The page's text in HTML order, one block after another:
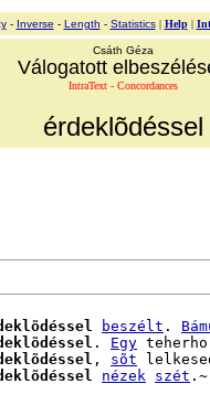
- Inverse - Length - Statistics| Help|
Csáth Géza
Válogatott
IntraText - Concordances
érdeklõdéssel
beszélt .
. Egy
, sõt
nézek szét